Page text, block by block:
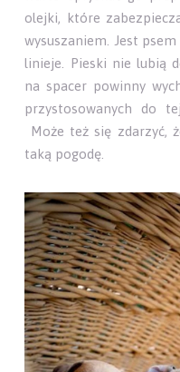
olejki, które
wysuszaniem. Jest
linieje. Pieski nie lubią
na spacer powinny
przystosowanych do
Może też się zdarzyć,
taką pogodę.